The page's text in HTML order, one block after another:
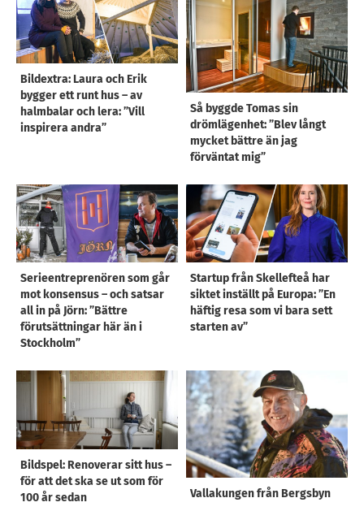
Bildextra: Laura och Erik
bygger ett runt hus – av
halmbalar och lera: ”Vill
inspirera andra”
Så byggde Tomas sin
drömlägenhet: ”Blev långt
mycket bättre än jag
förväntat mig”
Serieentreprenören som går
mot konsensus – och satsar
all in på Jörn: ”Bättre
förutsättningar här än i
Stockholm”
Startup från Skellefteå har
siktet inställt på Europa: ”En
häftig resa som vi bara sett
starten av”
Bildspel: Renoverar sitt hus –
för att det ska se ut som för
100 år sedan
Vallakungen från Bergsbyn